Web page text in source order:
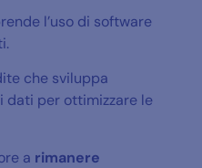
l’uso di software
che sviluppa
dati per ottimizzare le
a rimanere